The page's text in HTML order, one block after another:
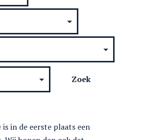
is in de eerste plaats een